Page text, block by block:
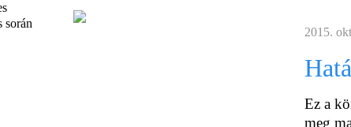
2015.
Ez a
meg
során